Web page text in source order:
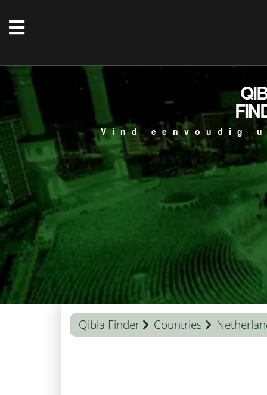
Vind eenvoudig
Qibla Finder Countries